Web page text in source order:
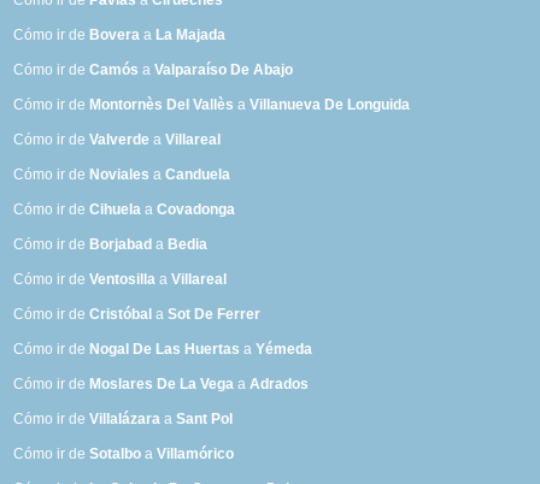
Cómo ir de Bovera a La Majada
Cómo ir deCamós aValparaíso De Abajo
Cómo ir de Montornès Del Vallès aVillanueva De Longuida
Cómo ir deValverde aVillareal
Cómo ir de Noviales aCanduela
Cómo ir deCihuela aCovadonga
Cómo ir de Borjabad a Bedia
Cómo ir deVentosilla aVillareal
Cómo ir deCristóbal aSot De Ferrer
Cómo ir de Nogal De Las Huertas aYémeda
Cómo ir de Moslares De La Vega aAdrados
Cómo ir deVillalázara aSant Pol
Cómo ir deSotalbo aVillamórico